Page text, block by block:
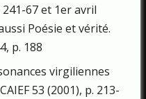
241-67 et 1er avril
Poésie et vérité.
p. 18­8
virgiliennes
53 (2001), p. 213-